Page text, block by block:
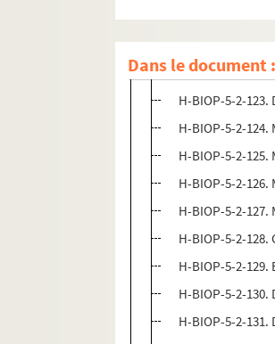
Dans le document :
H-BIOP-5-2-120.
H-BIOP-5-2-121.
H-BIOP-5-2-122.
H-BIOP-5-2-
H-BIOP-5-2-
H-BIOP-5-2-
H-BIOP-5-2-
H-BIOP-5-2-
H-BIOP-5-2-128.
H-BIOP-5-2-129.
H-BIOP-5-2-
H-BIOP-5-2-131.